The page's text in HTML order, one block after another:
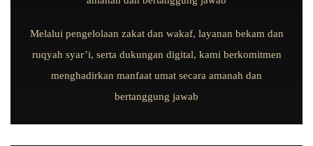
Melalui pengelolaan zakat dan wakaf, layanan bekam dan
ruqyah syar’i, serta dukungan digital, kami berkomitmen
menghadirkan manfaat umat secara amanah dan
bertanggung jawab